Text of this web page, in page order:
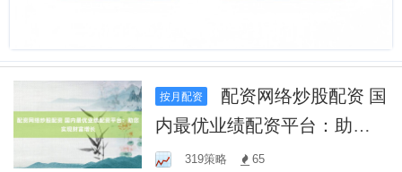
按月配资
内最优业绩配资平台：助您
实现财富增长
319策略 65